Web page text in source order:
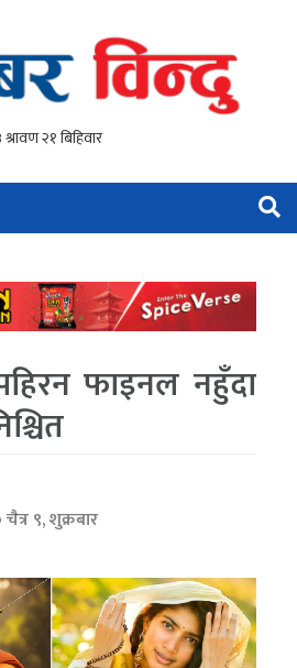
फाइनल नहुँदा
९, शुक्रबार